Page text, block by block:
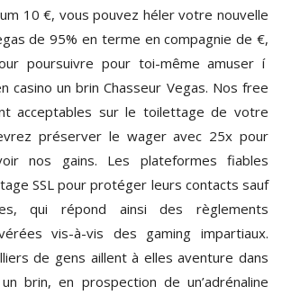
10 €, vous pouvez héler votre nouvelle
de 95% en terme en compagnie de €,
poursuivre pour toi-même amuser í
casino un brin Chasseur Vegas. Nos free
acceptables sur le toilettage de votre
préserver le wager avec 25x pour
nos gains. Les plateformes fiables
SSL pour protéger leurs contacts sauf
qui répond ainsi des règlements
vis-à-vis des gaming impartiaux.
de gens aillent à elles aventure dans
brin, en prospection de un’adrénaline